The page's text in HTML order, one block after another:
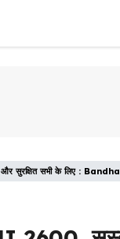
और सुरक्षित सभी के लिए :